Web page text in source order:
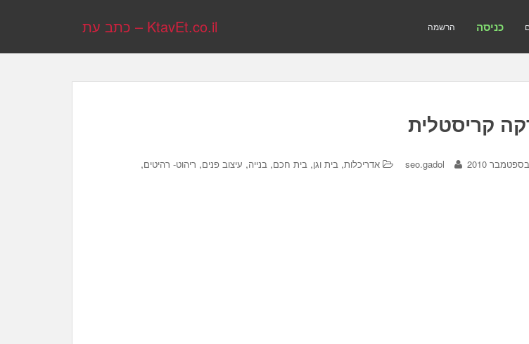
KtavEt.co.il – כתב עת הרשמה כניסה
קריסטלית
seo.gadol אדריכלות, בית וגן, בית חכם, בנייה, עיצוב פנים, ריהוט- רהיטים,